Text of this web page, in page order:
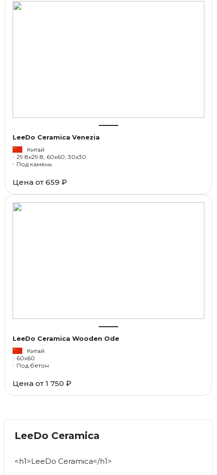
LeeDo Ceramica Venezia
Китай
29.8x29.8, 60x60, 30x30
Под камень
Цена от 659 ₽
LeeDo Ceramica Wooden Ode
Китай
60x60
Под бетон
Цена от 1 750 ₽
LeeDo Ceramica
<h1>LeeDo Ceramica</h1>